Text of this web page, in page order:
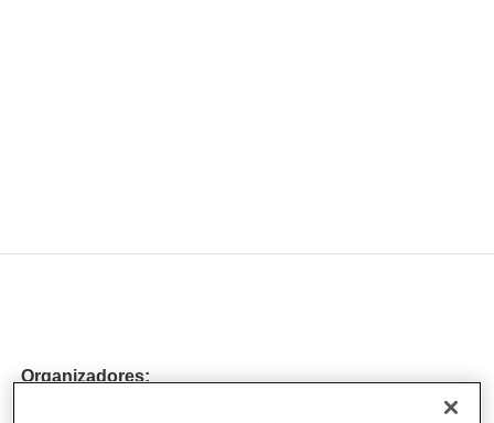
Organizadores: